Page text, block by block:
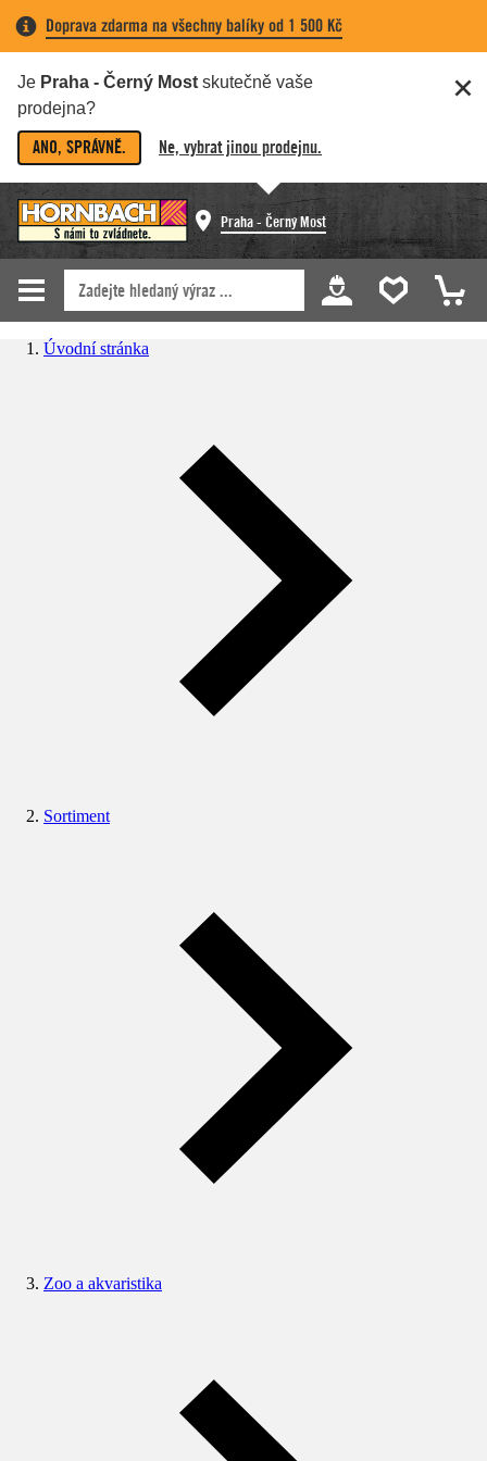
Doprava zdarma na všechny balíky od 1 500 Kč
Je Praha - Černý Most skutečně vaše
prodejna?
ANO, SPRÁVNĚ. Ne, vybrat jinou prodejnu.
Praha - Černý Most
Úvodní stránka
Sortiment
Zoo a akvaristika